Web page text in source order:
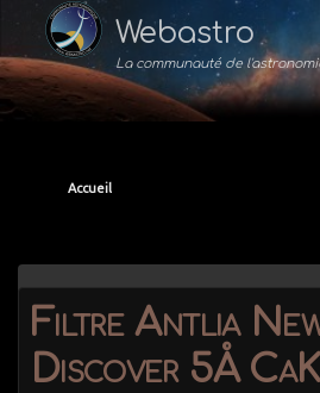
Webastro
La communauté de
Accueil
Filtre Antlia
Discover 5Å